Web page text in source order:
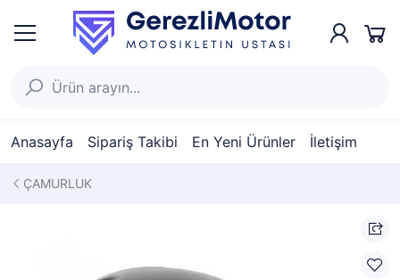
Anasayfa Sipariş Takibi En Yeni Ürünler İletişim
ÇAMURLUK